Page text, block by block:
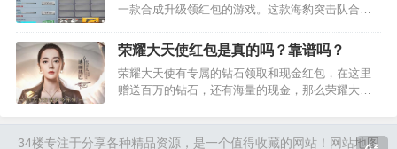
一款合成升级领红包的游戏。这款海豹突击队合成
么，这类游戏模式都差不多，看广告赚金币购买枪
支升级更高级别的枪支。金币会自动产出，如果想
快速赚金币购买枪支，那…
荣耀大天使红包是真的吗？靠谱吗？
荣耀大天使有专属的钻石领取和现金红包，在这里
赠送百万的钻石，还有海量的现金，那么荣耀大天
换码，可以去兑换高级的红包进行激活。玩家可以
34楼专注于分享各种精品资源，是一个值得收藏的网站！ 网站地图